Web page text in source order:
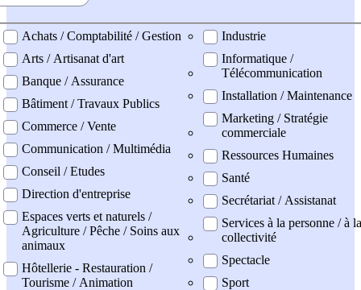
professionel
Achats / Comptabilité / Gestion
Arts / Artisanat d'art
Banque / Assurance
Bâtiment / Travaux Publics
Commerce / Vente
Communication / Multimédia
Conseil / Etudes
Direction d'entreprise
Espaces verts et naturels /
Agriculture / Pêche / Soins aux
animaux
Hôtellerie - Restauration /
Tourisme / Animation
Industrie
Informatique /
Télécommunication
Installation / Maintenance
Marketing / Stratégie
commerciale
Ressources Humaines
Santé
Secrétariat / Assistanat
Services à la personne / à la
collectivité
Spectacle
Sport